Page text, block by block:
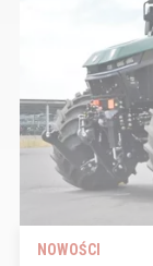
NOWOŚCI